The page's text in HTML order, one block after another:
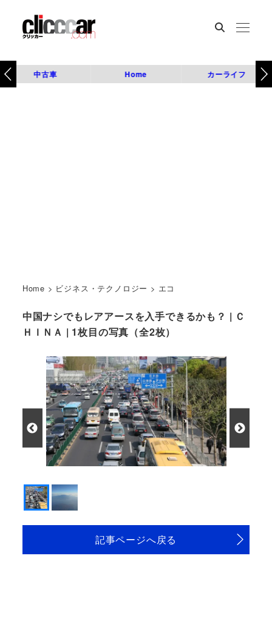
中古車 Home カーライフ
Home > ビジネス・テクノロジー > エコ
中国ナシでもレアアースを入手できるかも？ | Ｃ
ＨＩＮＡ | 1枚目の写真（全2枚）
記事ページへ戻る